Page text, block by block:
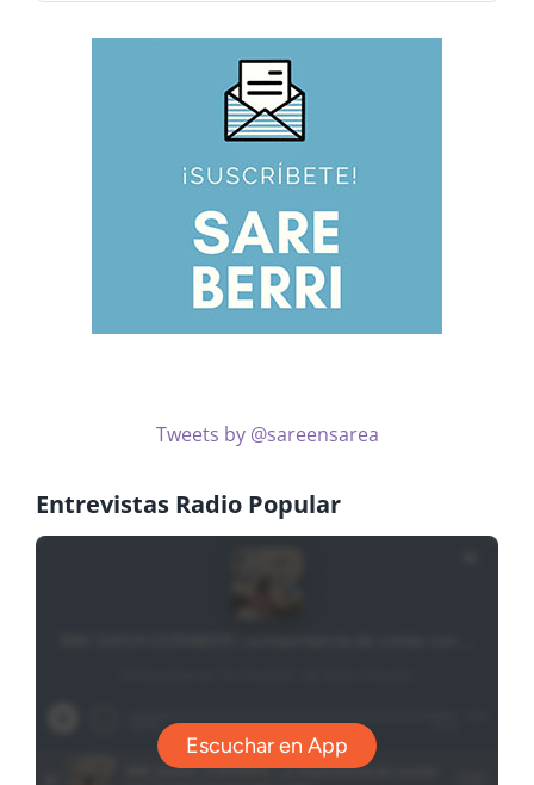
Tweets by @sareensarea
Entrevistas Radio Popular